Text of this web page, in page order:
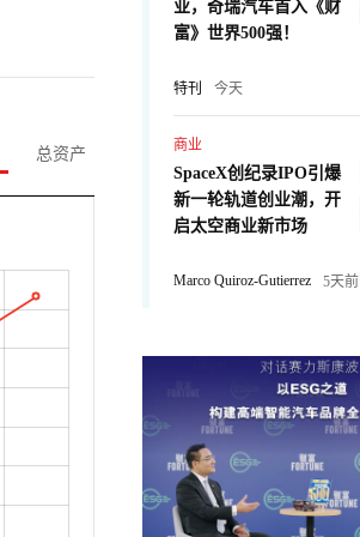
总资产
业，奇瑞汽车首入《财
富》世界500强！
特刊 今天
商业
SpaceX创纪录IPO引爆
新一轮轨道创业潮，开
启太空商业新市场
Marco Quiroz-Gutierrez 5天前